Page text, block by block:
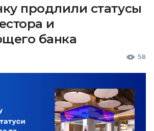
продлили статусы
и
банка
58